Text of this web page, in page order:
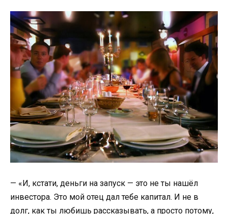
— «И, кстати, деньги на запуск — это не ты нашёл
инвестора. Это мой отец дал тебе капитал. И не в
долг, как ты любишь рассказывать, а просто потому,